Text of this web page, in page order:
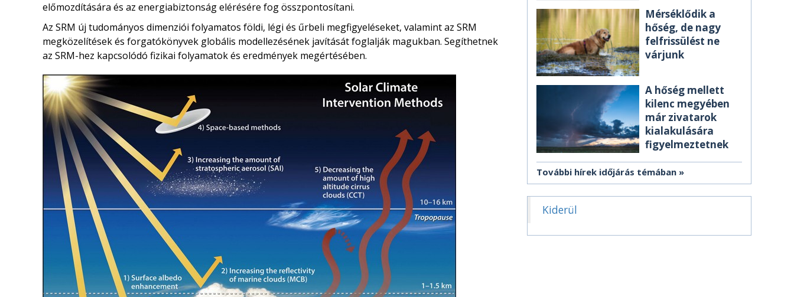
előmozdítására és az energiabiztonság elérésére fog összpontosítani.
Az SRM új tudományos dimenziói folyamatos földi, légi és űrbeli megfigyeléseket, valamint az SRM
megközelítések és forgatókönyvek globális modellezésének javítását foglalják magukban. Segíthetnek
az SRM-hez kapcsolódó fizikai folyamatok és eredmények megértésében.
Mérséklődik a
hőség, de nagy
felfrissülést ne
várjunk
A hőség mellett
kilenc megyében
már zivatarok
kialakulására
figyelmeztetnek
További hírek időjárás témában
Kiderül